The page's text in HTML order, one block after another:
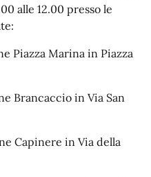
alle 12.00 presso le
Piazza Marina in Piazza
Brancaccio in Via San
Capinere in Via della